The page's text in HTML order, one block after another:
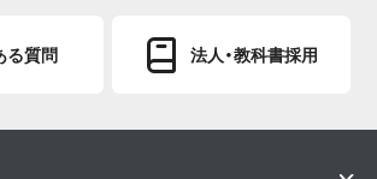
る質問 法人・教科書採用